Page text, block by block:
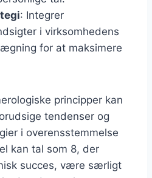
: Integrer
i virksomhedens
for at maksimere
principper kan
tendenser og
i overensstemmelse
kan tal som 8, der
succes, være særligt